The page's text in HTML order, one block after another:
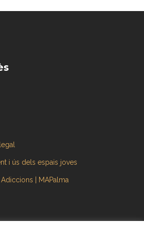
i ús dels espais joves
| MAPalma